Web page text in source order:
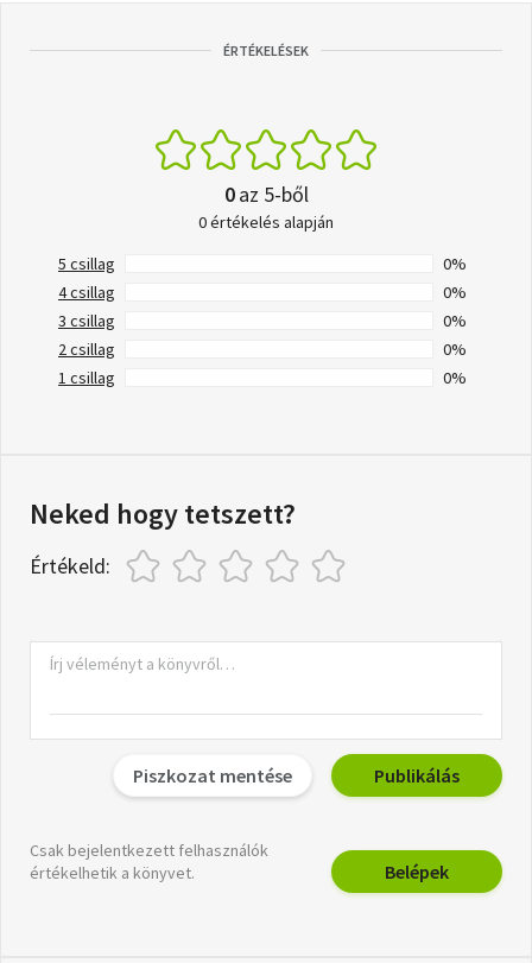
ÉRTÉKELÉSEK
0az 5-ből
0 értékelés alapján
5 csillag
0%
4 csillag
0%
3 csillag
0%
2 csillag
0%
1 csillag
0%
Neked hogy tetszett?
Értékeld:
Piszkozat mentése Publikálás
Csak bejelentkezett felhasználók
értékelhetik a könyvet.
Belépek